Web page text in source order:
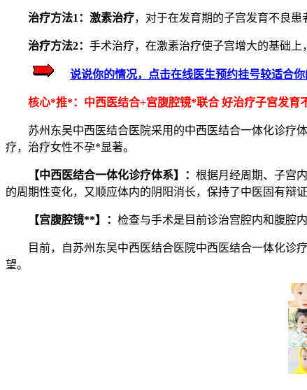
治疗方法1：激素治疗，对于在发育期的子宫发育不良
治疗方法2： 手术治疗，在激素治疗使子宫增大的基础上
说说你的情况，点击在线医生预约挂号较适合
核心*推*：中西医结合+宫腹腔镜*联合 好治疗子宫发育
苏州东吴中西医结合医院采用的中西医结合一体化诊疗体
疗，治疗女性不孕*显著。
【中西医结合一体化诊疗体系】： 根据月经周期、子宫
的周期性变化，又顺应体内的阴阳消长，保持了中医固有辩
【宫腹腔镜**】： 检查与手术是目前诊治宫腔内和腹腔
目前，自苏州东吴中西医结合医院中西医结合一体化诊疗
望。